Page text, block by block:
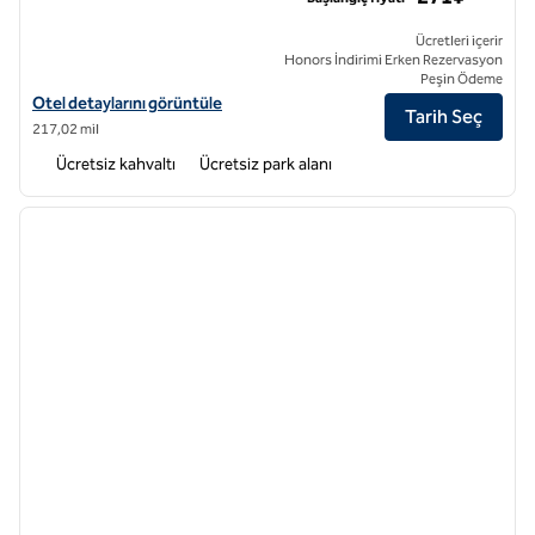
Home2 Suites by Hilton Liaocheng Linqing için otel detaylarını
Otel detaylarını görüntüle
217,02 mil
Ücretleri içerir
Honors İndirimi Erken Rezervasyon
Peşin Ödeme
Tarih Seç
Ücretsiz kahvaltı Ücretsiz park alanı
1 / 12